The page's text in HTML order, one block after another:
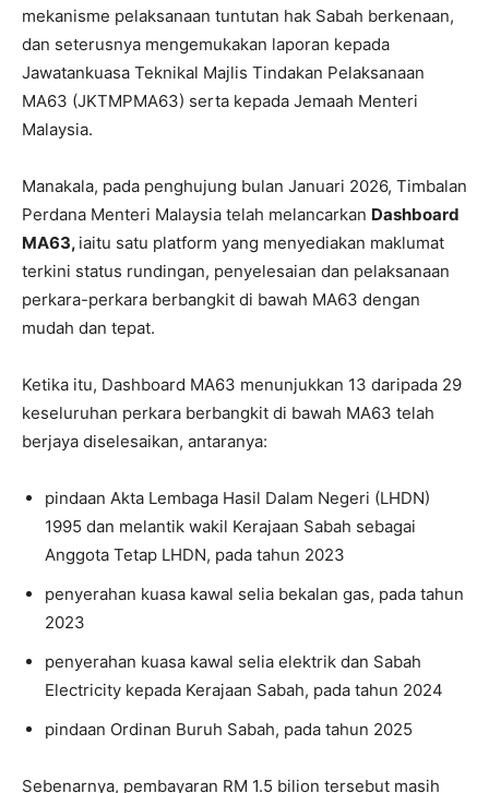
mekanisme pelaksanaan tuntutan hak Sabah berkenaan,
dan seterusnya mengemukakan laporan kepada
Jawatankuasa Teknikal Majlis Tindakan Pelaksanaan
MA63 (JKTMPMA63) serta kepada Jemaah Menteri
Malaysia.
Manakala, pada penghujung bulan Januari 2026, Timbalan
Perdana Menteri Malaysia telah melancarkan Dashboard
MA63, iaitu satu platform yang menyediakan maklumat
terkini status rundingan, penyelesaian dan pelaksanaan
perkara-perkara berbangkit di bawah MA63 dengan
mudah dan tepat.
Ketika itu, Dashboard MA63 menunjukkan 13 daripada 29
keseluruhan perkara berbangkit di bawah MA63 telah
berjaya diselesaikan, antaranya:
pindaan Akta Lembaga Hasil Dalam Negeri (LHDN)
1995 dan melantik wakil Kerajaan Sabah sebagai
Anggota Tetap LHDN, pada tahun 2023
penyerahan kuasa kawal selia bekalan gas, pada tahun
2023
penyerahan kuasa kawal selia elektrik dan Sabah
Electricity kepada Kerajaan Sabah, pada tahun 2024
pindaan Ordinan Buruh Sabah, pada tahun 2025
Sebenarnya, pembayaran RM 1.5 bilion tersebut masih